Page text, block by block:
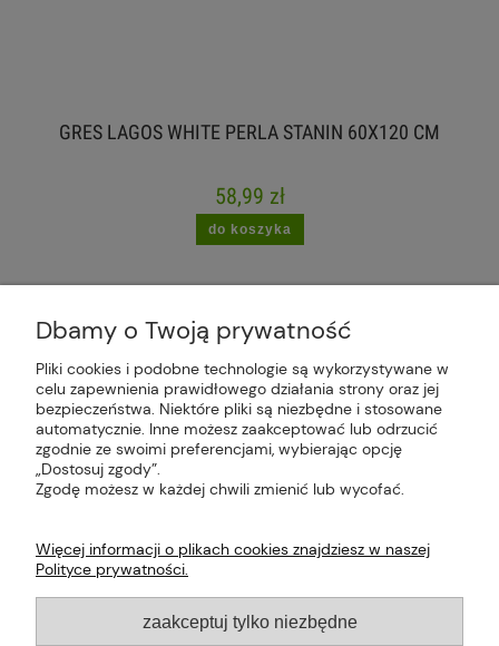
GRES LAGOS WHITE PERLA STANIN 60X120 CM
58,99 zł
do koszyka
Plus Market Sp. z o.o. | Zakręcie 2K, 22-300
Krasnystaw, woj. lubelskie | sklep@plus-market.pl
| tel: 607 770 953 | NIP: 5170405164
O FIRMIE
Dbamy o Twoją prywatność
Pliki cookies i podobne technologie są wykorzystywane w
celu zapewnienia prawidłowego działania strony oraz jej
bezpieczeństwa. Niektóre pliki są niezbędne i stosowane
automatycznie. Inne możesz zaakceptować lub odrzucić
zgodnie ze swoimi preferencjami, wybierając opcję
„Dostosuj zgody”.
Zgodę możesz w każdej chwili zmienić lub wycofać.
Więcej informacji o plikach cookies znajdziesz w naszej
Polityce prywatności.
zaakceptuj tylko niezbędne